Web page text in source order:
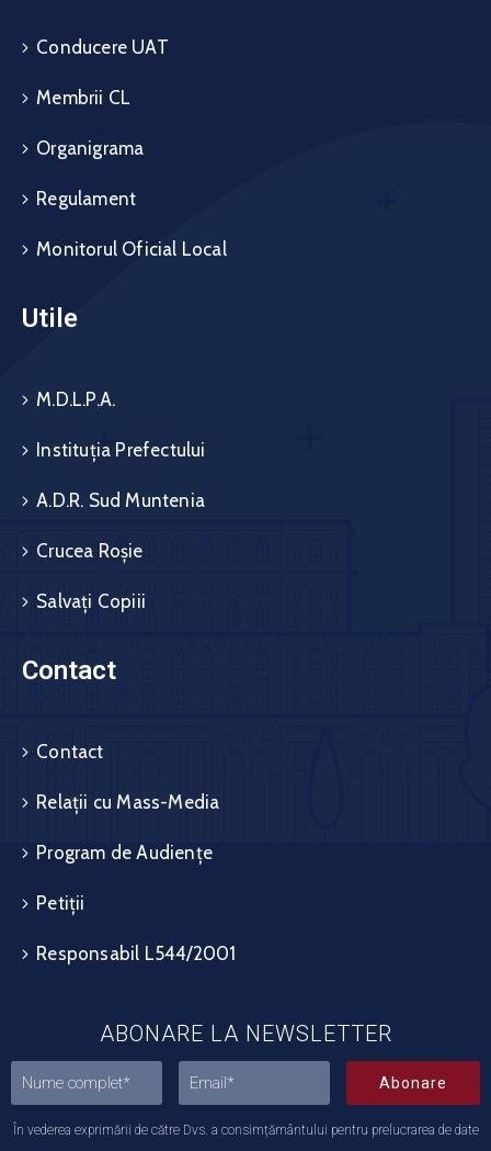
Conducere UAT
Membrii CL
Organigrama
Regulament
Monitorul Oficial Local
Utile
M.D.L.P.A.
Instituția Prefectului
A.D.R. Sud Muntenia
Crucea Roșie
Salvați Copiii
Contact
Contact
Relații cu Mass-Media
Program de Audiențe
Petiții
Responsabil L544/2001
ABONARE LA NEWSLETTER
Abonare
În vederea exprimării de către Dvs. a consimțământului pentru prelucrarea de date